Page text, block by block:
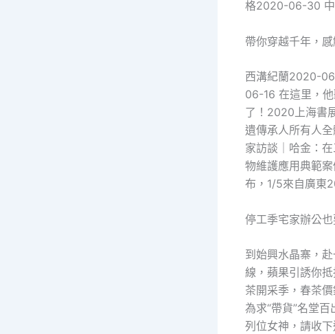
格2020-06-30 中
帶你穿越千年，
西溝紀蘭2020-
06-16 在這里，
了！2020上海書
遺傳承人所有人全
家訪談｜哈金：
物維護應用典範
布，1/5來自廣東
停工季宅家辦公
到始興水晶寨，
線，蘋果引誘你
茶開采季，春茶
為求“帶貨”名堂
列位女神，請收